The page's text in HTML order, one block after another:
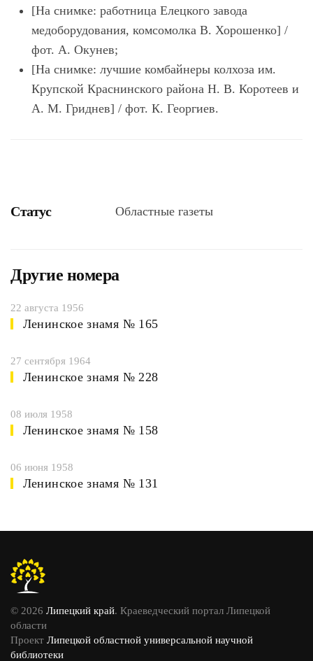
[На снимке: работница Елецкого завода
медоборудования, комсомолка В. Хорошенко] /
фот. А. Окунев;
[На снимке: лучшие комбайнеры колхоза им.
Крупской Краснинского района Н. В. Коротеев и
А. М. Гриднев] / фот. К. Георгиев.
Статус Областные газеты
Другие номера
22 августа 1956
Ленинское знамя № 165
27 сентября 1964
Ленинское знамя № 228
08 июля 1958
Ленинское знамя № 158
06 июня 1958
Ленинское знамя № 131
© 2026 Липецкий край. Краеведческий портал Липецкой
области
Проект Липецкой областной универсальной научной
библиотеки